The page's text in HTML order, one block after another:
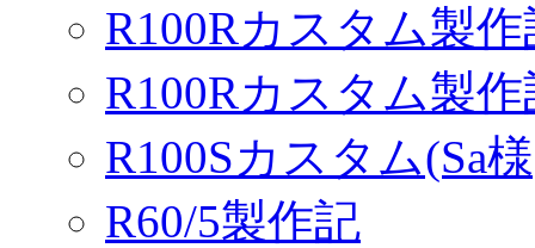
R100Rカスタム製作
R100Rカスタム製
R100Sカスタム(Sa
R60/5製作記